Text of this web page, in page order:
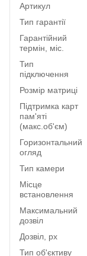
Артикул
Тип гарантії
Гарантійний
термін, міс.
Тип
підключення
Розмір матриці
Підтримка карт
пам'яті
(макс.об'єм)
Горизонтальний
огляд
Тип камери
Місце
встановлення
Максимальний
дозвіл
Дозвіл, px
Тип об'єктиву